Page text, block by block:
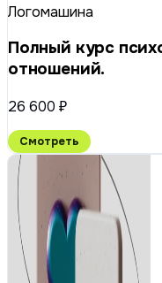
Логомашина
Полный курс
отношений.
26 600 ₽
Смотреть